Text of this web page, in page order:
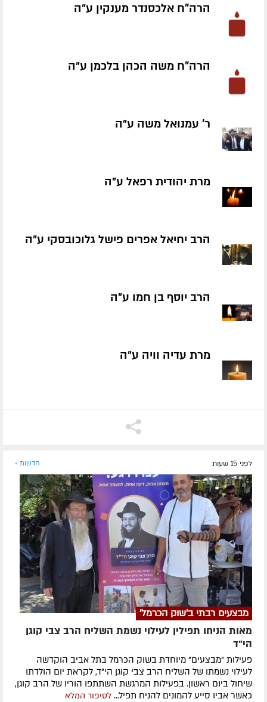
הרה"ח אלכסנדר מענקין ע״ה
הרה"ח משה הכהן בלכמן ע״ה
ר' עמנואל משה ע״ה
מרת יהודית רפאל ע״ה
הרב יחיאל אפרים פישל גלוכובסקי ע״ה
הרב יוסף בן חמו ע״ה
מרת עדיה וויה ע״ה
לפני 15 שעות חדשות »
מבצעים רבתי ב'שוק הכרמל'
מאות הניחו תפילין לעילוי נשמת השליח הרב צבי קוגן
הי”ד
פעילות "מבצעים" מיוחדת בשוק הכרמל בתל אביב הוקדשה
לעילוי נשמתו של השליח הרב צבי קוגן הי"ד, לקראת יום הולדתו
שיחול ביום ראשון. בפעילות המרגשת השתתפו הוריו של הרב קוגן,
כאשר אביו סייע להמונים להניח תפיל... לסיפור המלא